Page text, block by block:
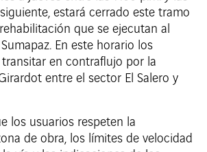
estará cerrado este tramo
que se ejecutan al
En este horario los
en contraflujo por la
entre el sector El Salero y
los usuarios respeten la
de obra, los límites de velocidad